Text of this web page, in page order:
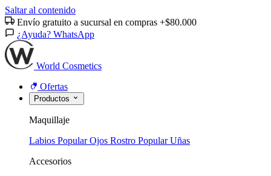
Saltar al contenido
Envío gratuito a sucursal en compras +$80.000
¿Ayuda? WhatsApp
World Cosmetics
Ofertas
Productos
Maquillaje
Labios Popular Ojos Rostro Popular Uñas
Accesorios